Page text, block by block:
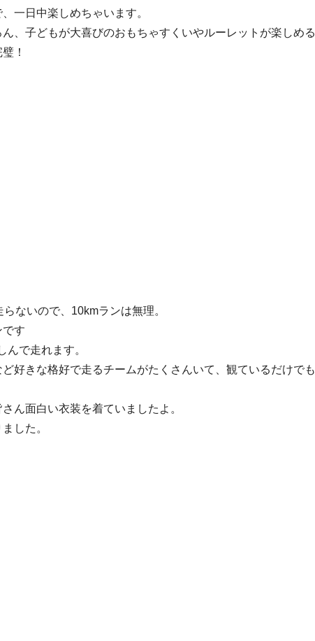
一日中楽しめちゃいます。
、子どもが大喜びのおもちゃすくいやルーレットが楽しめる
！
ないので、10kmランは無理。
です
で走れます。
好きな格好で走るチームがたくさんいて、観ているだけでも
ん面白い衣装を着ていましたよ。
した。